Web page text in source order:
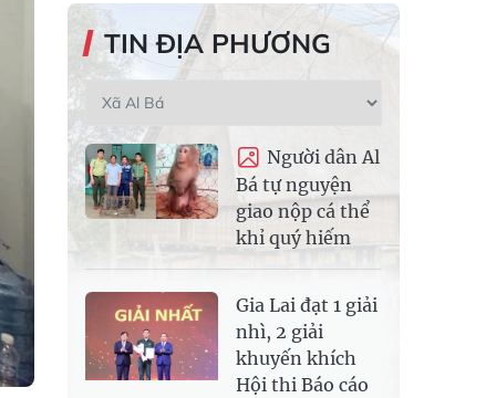
TIN ĐỊA PHƯƠNG
Người dân Al
Bá tự nguyện
giao nộp cá thể
khỉ quý hiếm
Gia Lai đạt 1 giải
nhì, 2 giải
khuyến khích
Hội thi Báo cáo